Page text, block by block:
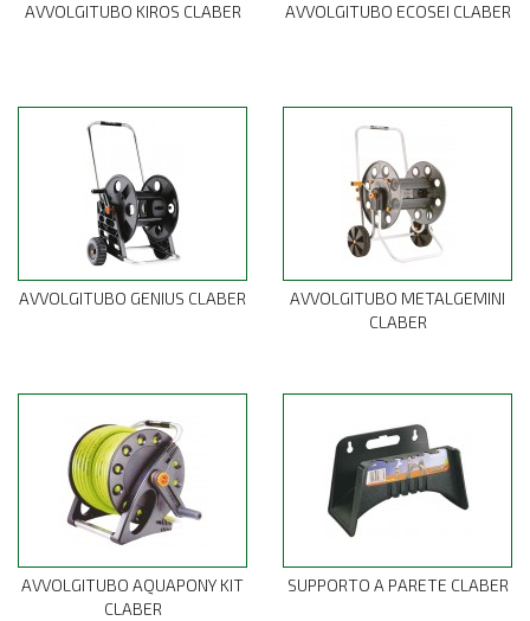
AVVOLGITUBO KIROS CLABER AVVOLGITUBO ECOSEI CLABER
AVVOLGITUBO GENIUS CLABER
AVVOLGITUBO METALGEMINI
CLABER
AVVOLGITUBO AQUAPONY KIT
CLABER
SUPPORTO A PARETE CLABER